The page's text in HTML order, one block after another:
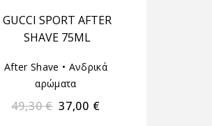
GUCCI SPORT AFTER
SHAVE 75ML
After Shave • Ανδρικά
αρώματα
49,30€ 37,00 €